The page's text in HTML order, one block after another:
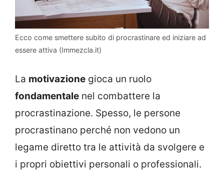
Ecco come smettere subito di procrastinare ed iniziare ad
essere attiva (Immezcla.it)
La motivazione gioca un ruolo
fondamentale nel combattere la
procrastinazione. Spesso, le persone
procrastinano perché non vedono un
legame diretto tra le attività da svolgere e
i propri obiettivi personali o professionali.